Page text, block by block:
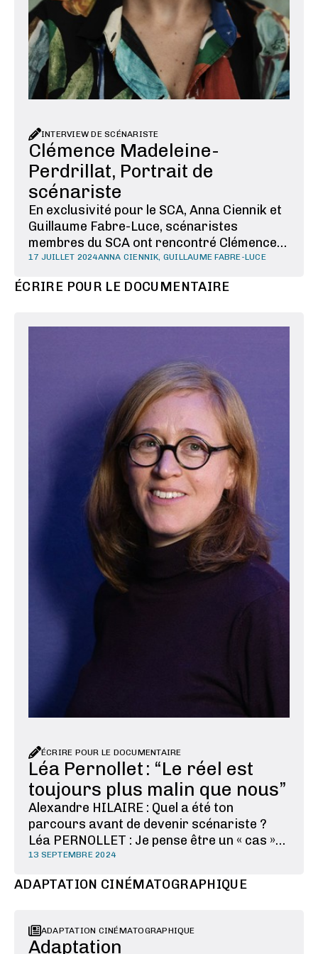
INTERVIEW DE SCÉNARISTE
Clémence Madeleine-
Perdrillat, Portrait de
scénariste
En exclusivité pour le SCA, Anna Ciennik et
Guillaume Fabre-Luce, scénaristes
membres du SCA ont rencontré Clémence
Madeleine-Perdrillat pour évoquer son
série et du cinéma.
17 JUILLET 2024ANNA CIENNIK, GUILLAUME FABRE-LUCE
ÉCRIRE POUR LE DOCUMENTAIRE
ÉCRIRE POUR LE DOCUMENTAIRE
Léa Pernollet : “Le réel est
toujours plus malin que nous”
Alexandre HILAIRE : Quel a été ton
parcours avant de devenir scénariste ?
Léa PERNOLLET : Je pense être un « cas »
un peu particulier, mais, en fait, peut-être
pas tant que ça ! J'ai grandi à la campagne,
dans le nord de l'Auvergne, dans l'Allier. Ce
…
13 SEPTEMBRE 2024
ADAPTATION CINÉMATOGRAPHIQUE
ADAPTATION CINÉMATOGRAPHIQUE
Adaptation